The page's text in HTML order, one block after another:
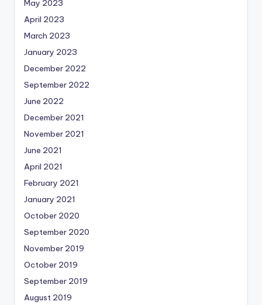
May 2023
April 2023
March 2023
January 2023
December 2022
September 2022
June 2022
December 2021
November 2021
June 2021
April 2021
February 2021
January 2021
October 2020
September 2020
November 2019
October 2019
September 2019
August 2019